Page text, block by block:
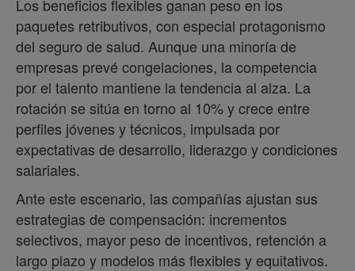
Los beneficios flexibles ganan peso en los
paquetes retributivos, con especial protagonismo
del seguro de salud. Aunque una minoría de
empresas prevé congelaciones, la competencia
por el talento mantiene la tendencia al alza. La
rotación se sitúa en torno al 10% y crece entre
perfiles jóvenes y técnicos, impulsada por
expectativas de desarrollo, liderazgo y condiciones
salariales.
Ante este escenario, las compañías ajustan sus
estrategias de compensación: incrementos
selectivos, mayor peso de incentivos, retención a
largo plazo y modelos más flexibles y equitativos.